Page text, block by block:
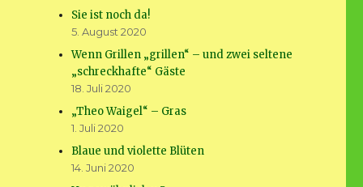
Sie ist noch da!
5. August 2020
Wenn Grillen „grillen“ – und zwei seltene
„schreckhafte“ Gäste
18. Juli 2020
„Theo Waigel“ – Gras
1. Juli 2020
Blaue und violette Blüten
14. Juni 2020